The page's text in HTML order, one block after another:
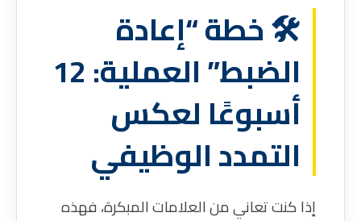
🛠️ خطة “إعادة
الضبط” العملية: 12
أسبوعًا لعكس
التمدد الوظيفي
إذا كنت تعاني من العلامات المبكرة، فهذه